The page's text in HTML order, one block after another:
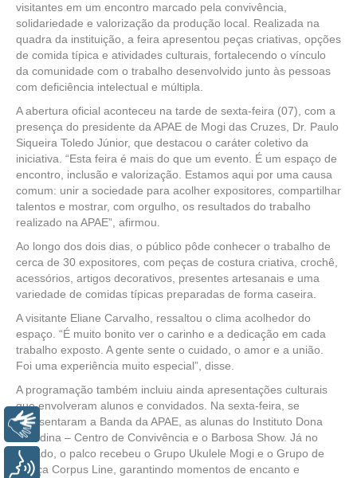
visitantes em um encontro marcado pela convivência,
solidariedade e valorização da produção local. Realizada na
quadra da instituição, a feira apresentou peças criativas, opções
de comida típica e atividades culturais, fortalecendo o vínculo
da comunidade com o trabalho desenvolvido junto às pessoas
com deficiência intelectual e múltipla.
A abertura oficial aconteceu na tarde de sexta-feira (07), com a
presença do presidente da APAE de Mogi das Cruzes, Dr. Paulo
Siqueira Toledo Júnior, que destacou o caráter coletivo da
iniciativa. “Esta feira é mais do que um evento. É um espaço de
encontro, inclusão e valorização. Estamos aqui por uma causa
comum: unir a sociedade para acolher expositores, compartilhar
talentos e mostrar, com orgulho, os resultados do trabalho
realizado na APAE”, afirmou.
Ao longo dos dois dias, o público pôde conhecer o trabalho de
cerca de 30 expositores, com peças de costura criativa, crochê,
acessórios, artigos decorativos, presentes artesanais e uma
variedade de comidas típicas preparadas de forma caseira.
A visitante Eliane Carvalho, ressaltou o clima acolhedor do
espaço. “É muito bonito ver o carinho e a dedicação em cada
trabalho exposto. A gente sente o cuidado, o amor e a união.
Foi uma experiência muito especial”, disse.
A programação também incluiu ainda apresentações culturais
que envolveram alunos e convidados. Na sexta-feira, se
apresentaram a Banda da APAE, as alunas do Instituto Dona
Placidina – Centro de Convivência e o Barbosa Show. Já no
sábado, o palco recebeu o Grupo Ukulele Mogi e o Grupo de
Dança Corpus Line, garantindo momentos de encanto e
Libras
Voz